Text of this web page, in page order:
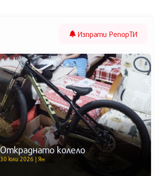
Изпрати РепорТИ
Откраднато колело
30 юли 2026 | Ян